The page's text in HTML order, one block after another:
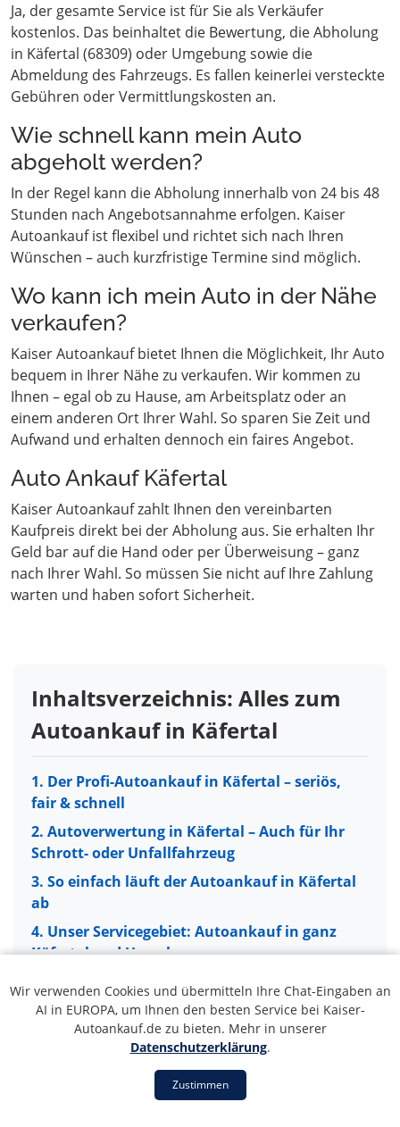
Ja, der gesamte Service ist für Sie als Verkäufer
kostenlos. Das beinhaltet die Bewertung, die Abholung
in Käfertal (68309) oder Umgebung sowie die
Abmeldung des Fahrzeugs. Es fallen keinerlei versteckte
Gebühren oder Vermittlungskosten an.
Wie schnell kann mein Auto
abgeholt werden?
In der Regel kann die Abholung innerhalb von 24 bis 48
Stunden nach Angebotsannahme erfolgen. Kaiser
Autoankauf ist flexibel und richtet sich nach Ihren
Wünschen – auch kurzfristige Termine sind möglich.
Wo kann ich mein Auto in der Nähe
verkaufen?
Kaiser Autoankauf bietet Ihnen die Möglichkeit, Ihr Auto
bequem in Ihrer Nähe zu verkaufen. Wir kommen zu
Ihnen – egal ob zu Hause, am Arbeitsplatz oder an
einem anderen Ort Ihrer Wahl. So sparen Sie Zeit und
Aufwand und erhalten dennoch ein faires Angebot.
Auto Ankauf Käfertal
Kaiser Autoankauf zahlt Ihnen den vereinbarten
Kaufpreis direkt bei der Abholung aus. Sie erhalten Ihr
Geld bar auf die Hand oder per Überweisung – ganz
nach Ihrer Wahl. So müssen Sie nicht auf Ihre Zahlung
warten und haben sofort Sicherheit.
Inhaltsverzeichnis: Alles zum
Autoankauf in Käfertal
1. Der Profi-Autoankauf in Käfertal – seriös,
fair & schnell
2. Autoverwertung in Käfertal – Auch für Ihr
Schrott- oder Unfallfahrzeug
3. So einfach läuft der Autoankauf in Käfertal
ab
4. Unser Servicegebiet: Autoankauf in ganz
Käfertal und Umgebung
5. 5 Gründe für unseren Autoankauf-Service
in Käfertal
6. Ihr Fahrzeug in guten Händen: PKW, LKW &
7. Wann ist eine Autoverwertung die richtige
1. Der Profi-Autoankauf in Käfertal –
seriös, fair & schnell
Sie möchten Ihr Fahrzeugin Käfertal verkaufen
suchen einen verlässlichen Partner? Dann sind Sie bei
Wir verwenden Cookies und übermitteln Ihre Chat-Eingaben an
AI in EUROPA, um Ihnen den besten Service bei Kaiser-
Autoankauf.de zu bieten. Mehr in unserer
Datenschutzerklärung.
Zustimmen